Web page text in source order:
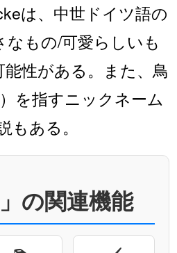
は、中世ドイツ語の
なもの/可愛らしいも
性がある。また、鳥
を指すニックネーム
もある。
の関連機能